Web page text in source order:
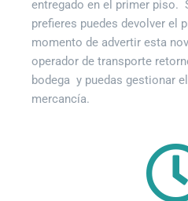
entregado en el primer piso.
prefieres puedes devolver el
momento de advertir esta
operador de transporte
bodega y puedas gestionar
mercancía.